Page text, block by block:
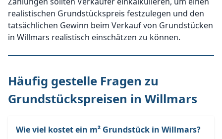
realistischen Grundstückspreis festzulegen und den
tatsächlichen Gewinn beim Verkauf von Grundstücken
in Willmars realistisch einschätzen zu können.
Häufig gestelle Fragen zu
Grundstückspreisen in Willmars
Wie viel kostet ein m² Grundstück in Willmars?